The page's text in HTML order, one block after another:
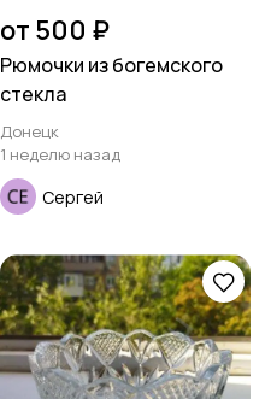
от 500 ₽
Рюмочки из богемского
стекла
Донецк
1 неделю назад
Сергей